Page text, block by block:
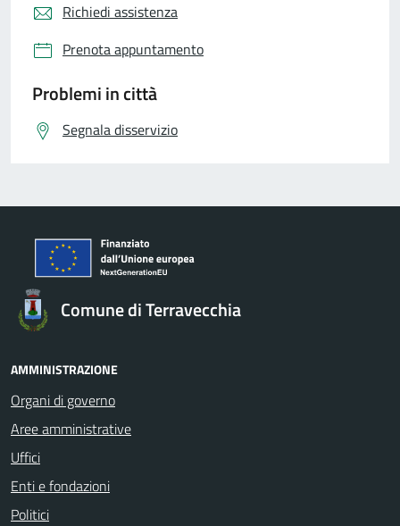
Richiedi assistenza
Prenota appuntamento
Problemi in città
Segnala disservizio
Comune di Terravecchia
AMMINISTRAZIONE
Organi di governo
Aree amministrative
Uffici
Enti e fondazioni
Politici